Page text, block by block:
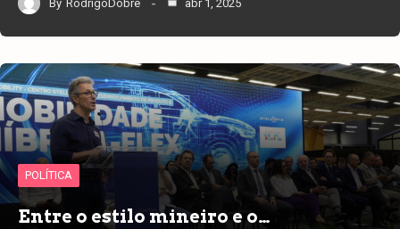
By RodrigoDobre abr 1, 2025
POLÍTICA
Entre o estilo mineiro e o…